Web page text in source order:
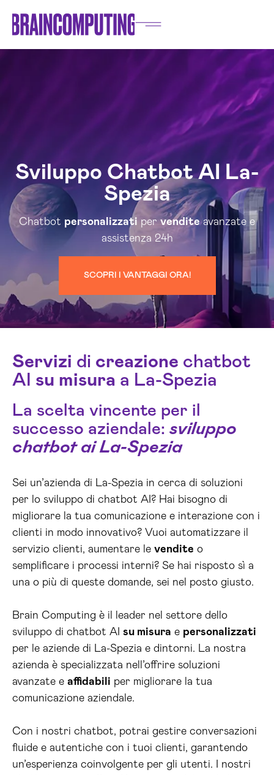
Sviluppo Chatbot AI La-
Spezia
Chatbot personalizzati pervenditeavanzate e
assistenza 24h
SCOPRI I VANTAGGI ORA!
Servizi di creazione chatbot
AI su misura a La-Spezia
La scelta vincente per il
successo aziendale: sviluppo
chatbot ai La-Spezia
Sei un’azienda di La-Spezia in cerca di soluzioni
per lo sviluppo di chatbot AI? Hai bisogno di
migliorare la tua comunicazione e interazione con i
clienti in modo innovativo? Vuoi automatizzare il
servizio clienti, aumentare le vendite o
semplificare i processi interni? Se hai risposto sì a
una o più di queste domande, sei nel posto giusto.
Brain Computing è il leader nel settore dello
sviluppo di chatbot AI su misura e personalizzati
per le aziende di La-Spezia e dintorni. La nostra
azienda è specializzata nell’offrire soluzioni
avanzate e affidabili per migliorare la tua
comunicazione aziendale.
Con i nostri chatbot, potrai gestire conversazioni
fluide e autentiche con i tuoi clienti, garantendo
un’esperienza coinvolgente per gli utenti. I nostri